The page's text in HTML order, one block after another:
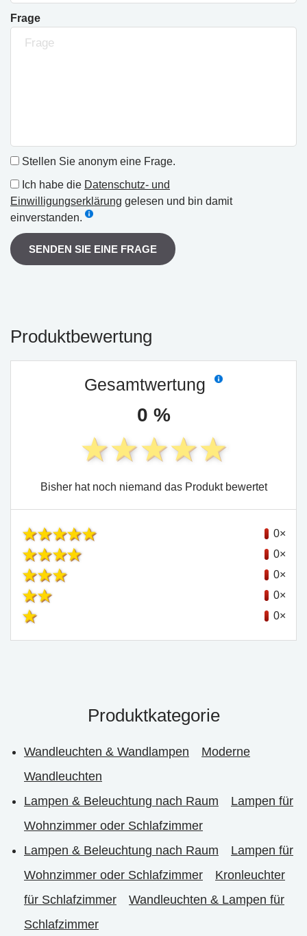
Frage
Stellen Sie anonym eine Frage.
Ich habe die Datenschutz- und
Einwilligungserklärung gelesen und bin damit
einverstanden.
SENDEN SIE EINE FRAGE
Produktbewertung
Gesamtwertung
0 %
Bisher hat noch niemand das Produkt bewertet
0×
0×
0×
0×
0×
Produktkategorie
Wandleuchten & Wandlampen
Moderne
Wandleuchten
Lampen & Beleuchtung nach Raum
Lampen für
Wohnzimmer oder Schlafzimmer
Lampen & Beleuchtung nach Raum
Lampen für
Wohnzimmer oder Schlafzimmer
Kronleuchter
für Schlafzimmer
Wandleuchten & Lampen für
Schlafzimmer